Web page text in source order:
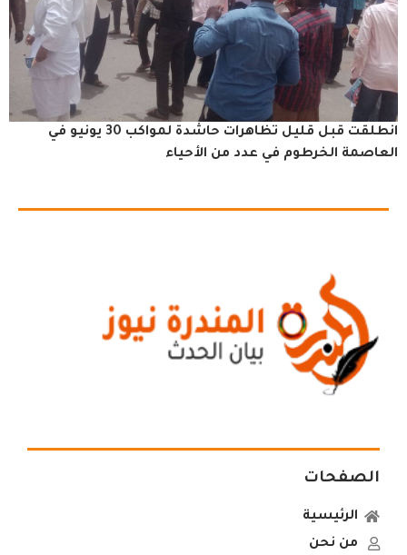
انطلقت قبل قليل تظاهرات حاشدة لمواكب 30 يونيو في
العاصمة الخرطوم في عدد من الأحياء
الصفحات
الرئيسية
من نحن